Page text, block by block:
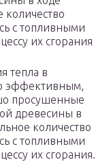
количество
с топливными
их сгорания
тепла в
эффективным,
просушенные
древесины в
количество
с топливными
их сгорания.